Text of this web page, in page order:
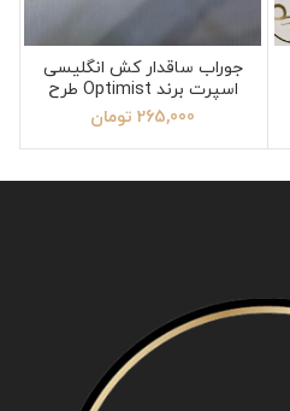
جوراب ساقدار کش انگلیسی
اسپرت برند Optimist طرح
امیری
265,000 تومان